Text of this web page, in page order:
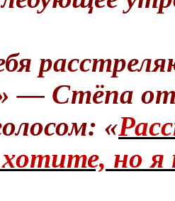
— Стёпа
«
но я